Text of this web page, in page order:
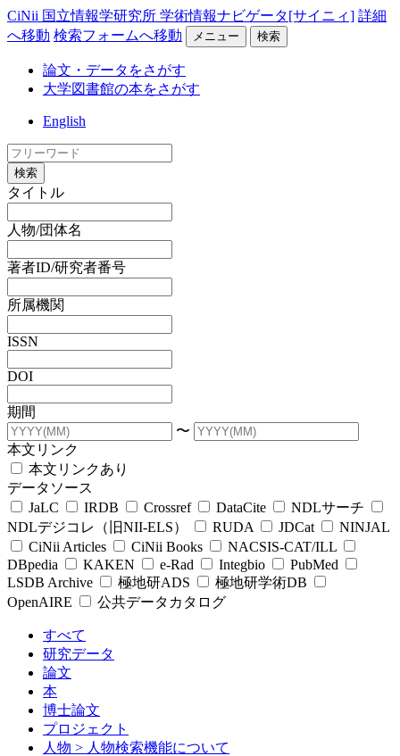
CiNii 国立情報学研究所 学術情報ナビゲータ[サイニィ] 詳細
へ移動 検索フォームへ移動 メニュー 検索
論文・データをさがす
大学図書館の本をさがす
English
検索
タイトル
人物/団体名
著者ID/研究者番号
所属機関
ISSN
DOI
期間
〜
本文リンク
本文リンクあり
データソース
JaLC
IRDB Crossref DataCite
NDLサーチ
NDLデジコレ（旧NII-ELS）
RUDA JDCat
NINJAL
CiNii Articles
CiNii Books
NACSIS-CAT/ILL
DBpedia
KAKEN e-Rad Integbio
PubMed
LSDB Archive
極地研ADS
極地研学術DB
OpenAIRE
公共データカタログ
すべて
研究データ
論文
本
博士論文
プロジェクト
人物 > 人物検索機能について